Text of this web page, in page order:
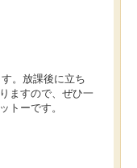
。放課後に立ち
ますので、ぜひ一
トーです。